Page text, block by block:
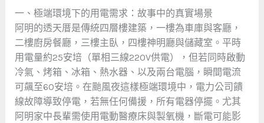
一、極端環境下的用電需求：故事中的真實場景
阿明的透天厝是傳統四層樓建築，一樓為車庫與客廳，
二樓廚房餐廳，三樓主臥，四樓神明廳與儲藏室。平時
用電量約25安培（單相三線220V供電），但若同時啟動
冷氣、烤箱、冰箱、熱水器、以及兩台電腦，瞬間電流
可飆至60安培。在颱風夜這樣極端環境中，電力公司饋
線故障導致停電，若無任何備援，所有電器停擺。尤其
阿明家中長輩需使用電動醫療床與製氧機，斷電可能影